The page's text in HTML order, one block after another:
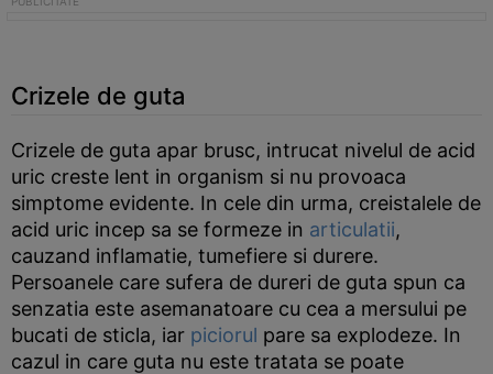
Crizele de guta
Crizele de guta apar brusc, intrucat nivelul de acid
uric creste lent in organism si nu provoaca
simptome evidente. In cele din urma, creistalele de
acid uric incep sa se formeze in articulatii,
cauzand inflamatie, tumefiere si durere.
Persoanele care sufera de dureri de guta spun ca
senzatia este asemanatoare cu cea a mersului pe
bucati de sticla, iar piciorul pare sa explodeze. In
cazul in care guta nu este tratata se poate